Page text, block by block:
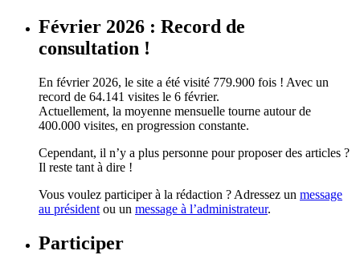
Février 2026 : Record de
consultation !
En février 2026, le site a été visité 779.900 fois ! Avec un
record de 64.141 visites le 6 février.
Actuellement, la moyenne mensuelle tourne autour de
400.000 visites, en progression constante.
Cependant, il n’y a plus personne pour proposer des articles ?
Il reste tant à dire !
Vous voulez participer à la rédaction ? Adressez un message
au président ou un message à l’administrateur.
Participer